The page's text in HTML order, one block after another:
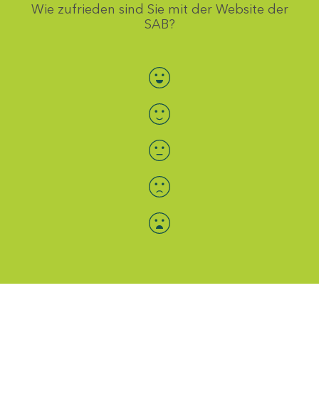
Wie zufrieden sind Sie mit der Website der
SAB?
Bewertung auswählen